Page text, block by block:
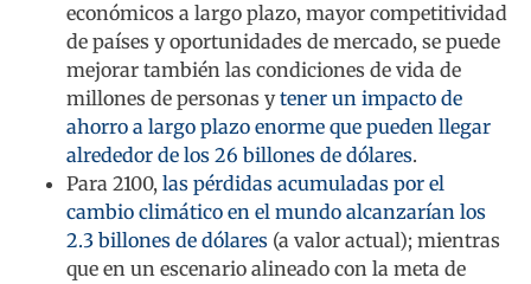
económicos a largo plazo, mayor competitividad
de países y oportunidades de mercado, se puede
mejorar también las condiciones de vida de
millones de personas ytener un impacto de
ahorro a largo plazo enorme que pueden llegar
alrededor de los 26 billones de dólares.
Para 2100, las pérdidas acumuladas por el
cambio climático en el mundo alcanzarían los
2.3 billones de dólares (a valor actual); mientras
que en un escenario alineado con la meta de